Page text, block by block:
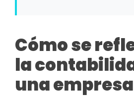
Cómo se
la
una empresa